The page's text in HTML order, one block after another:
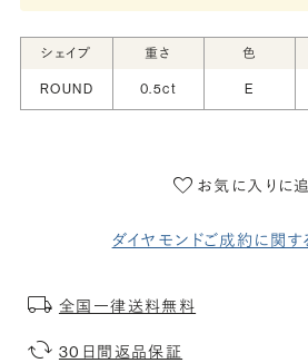
シェイプ 重さ 色
ROUND 0.5ct E
お気に入りに
ダイヤモンドご成約に関
全国一律送料無料
30日間返品保証